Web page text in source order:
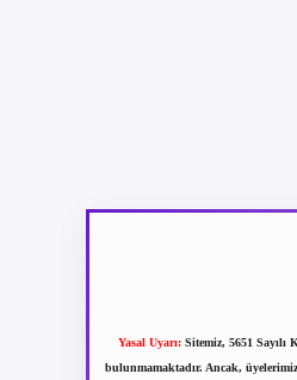
Yasal Uyarı: Sitemiz, 5651
bulunmamaktadır. Ancak,